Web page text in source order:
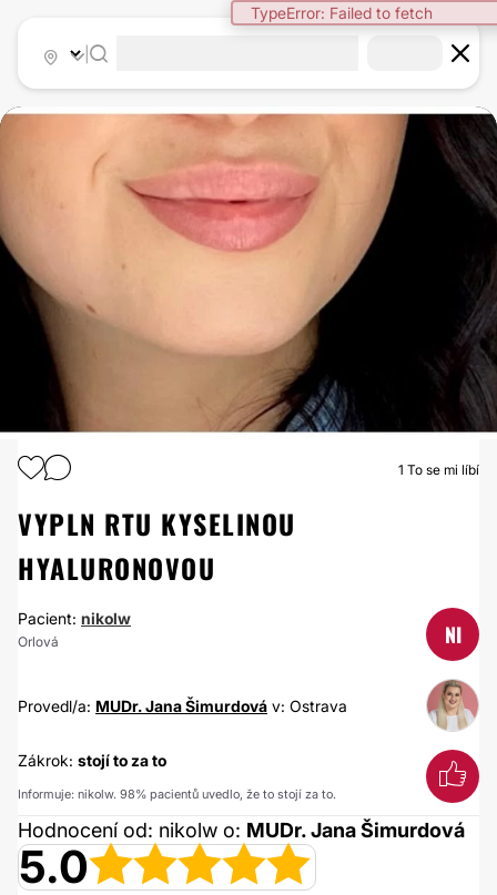
TypeError: Failed to fetch
KYSELINA HYALURONOVÁ
1 To se mi líbí
VYPLN RTU KYSELINOU
HYALURONOVOU
Pacient: nikolw
Orlová NI
Provedl/a: MUDr. Jana Šimurdová v: Ostrava
Zákrok: stojí to za to
Informuje: nikolw. 98% pacientů uvedlo, že to stojí za to.
Hodnocení od: nikolw o: MUDr. Jana Šimurdová
5.0